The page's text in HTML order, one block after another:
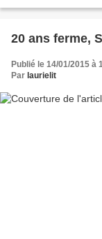
20 ans ferme,
Publié le 14/01/2015 à
Par laurielit